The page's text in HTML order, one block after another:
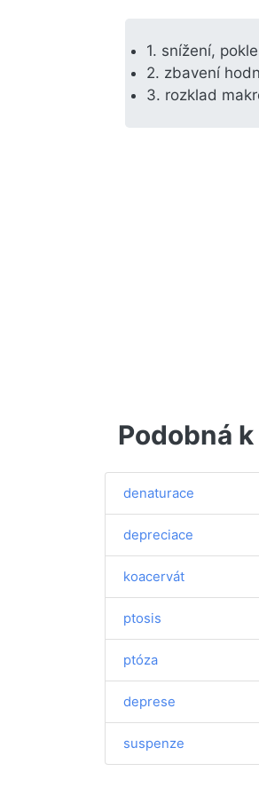
1. snížení,
2. zbavení
3. rozklad
Podobná
denaturace
depreciace
koacervát
ptosis
ptóza
deprese
suspenze